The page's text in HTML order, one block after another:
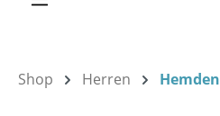
Shop Herren Hemden